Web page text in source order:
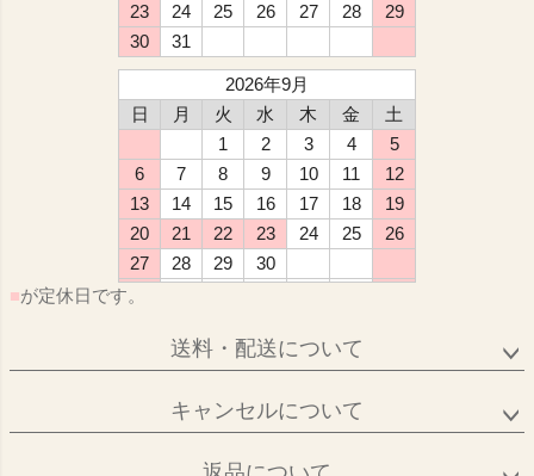
23
24 25 26 27 28
29
30
31
2026年9月
日
月 火 水 木 金
土
1
2 3 4
5
6
7 8 9 10 11
12
13
14 15 16 17 18
19
20
21 22 23 24 25
26
27
28 29
30
■が定休日です。
送料・配送について
キャンセルについて